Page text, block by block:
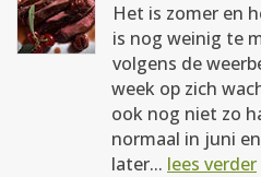
Het is zomer en
is nog weinig te
volgens de
week op zich
ook nog niet zo
normaal in juni
later... lees verder